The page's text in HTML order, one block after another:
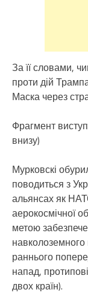
За її словами,
проти дій
Маска через
Фрагмент
внизу)
Мурковскі
поводиться з
альянсах як
аерокосмічної
метою
навколоземного
раннього
напад,
двох країн).